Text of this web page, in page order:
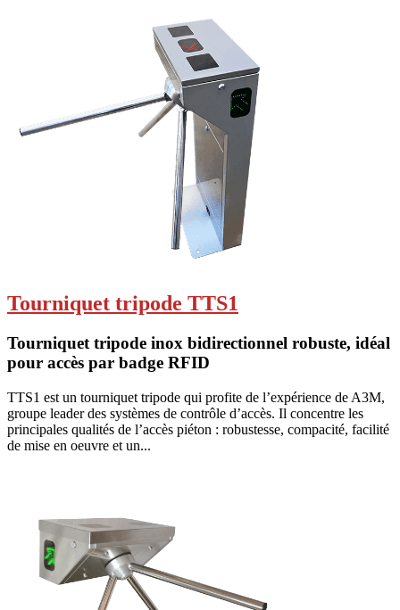
Tourniquet tripode TTS1
Tourniquet tripode inox bidirectionnel robuste, idéal
pour accès par badge RFID
TTS1 est un tourniquet tripode qui profite de l’expérience de A3M,
groupe leader des systèmes de contrôle d’accès. Il concentre les
principales qualités de l’accès piéton : robustesse, compacité, facilité
de mise en oeuvre et un...